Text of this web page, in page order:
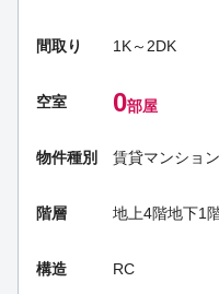
間取り 1K～2DK
空室 0部屋
物件種別 賃貸マンション
階層 地上4階地下1
構造 RC